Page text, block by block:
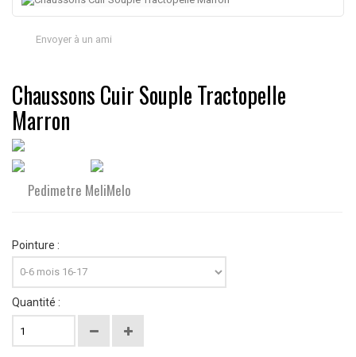
Envoyer à un ami
Chaussons Cuir Souple Tractopelle
Marron
Pedimetre MeliMelo
Pointure :
Quantité :